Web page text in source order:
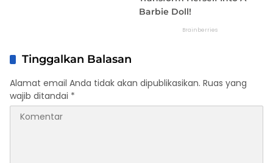
Tinggalkan Balasan
Alamat email Anda tidak akan dipublikasikan. Ruas yang
wajib ditandai *